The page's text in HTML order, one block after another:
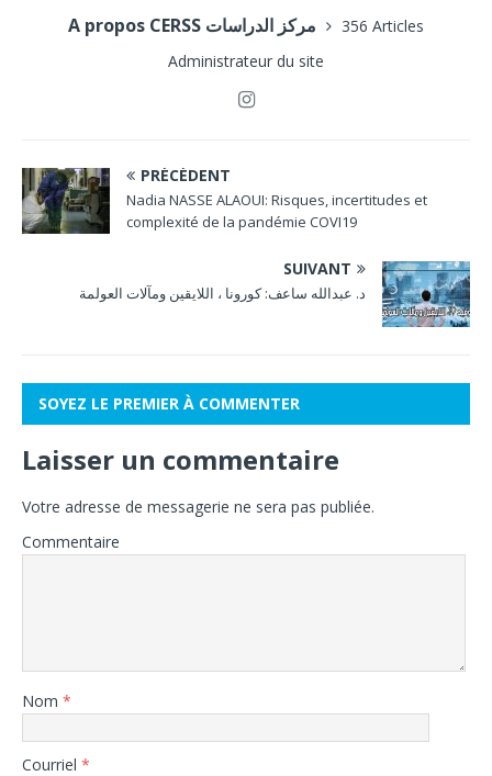
356 Articles
Administrateur du site
PRÉCÉDENT
Nadia NASSE ALAOUI: Risques, incertitudes et
complexité de la pandémie COVI19
SUIVANT
د. عبدالله ساعف: كورونا ، اللايقين ومآلات العولمة
SOYEZ LE PREMIER À COMMENTER
Laisser un commentaire
Votre adresse de messagerie ne sera pas publiée.
Commentaire
Nom *
Courriel *